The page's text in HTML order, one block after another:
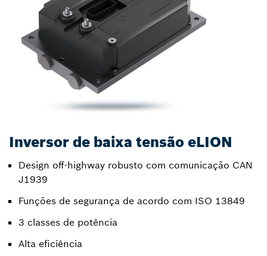
Inversor de baixa tensão eLION
Design off-highway robusto com comunicação CAN
J1939
Funções de segurança de acordo com ISO 13849
3 classes de potência
Alta eficiência